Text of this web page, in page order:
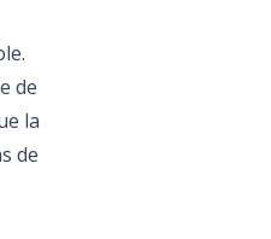
de
la
de